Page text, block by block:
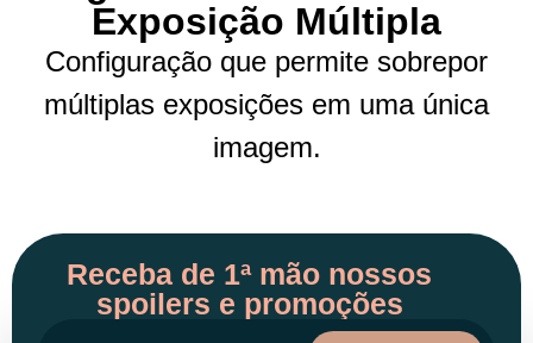
Exposição Múltipla
Configuração que permite sobrepor
múltiplas exposições em uma única
imagem.
Receba de 1ª mão nossos
spoilers e promoções